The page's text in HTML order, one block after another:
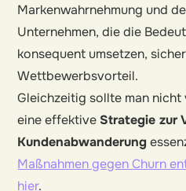
Markenwahrnehmung und
Unternehmen, die die
konsequent umsetzen,
Wettbewerbsvorteil.
Gleichzeitig sollte man nicht
eine effektive Strategie zur
Kundenabwanderung
Maßnahmen gegen Churn
hier.